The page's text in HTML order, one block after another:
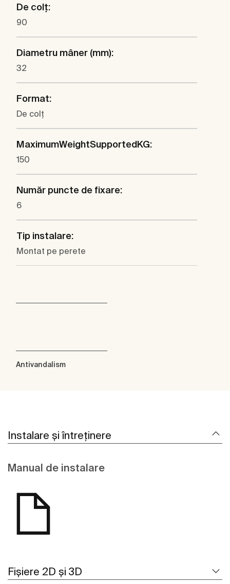
De colţ:
90
Diametru mâner (mm):
32
Format:
De colţ
MaximumWeightSupportedKG:
150
Număr puncte de fixare:
6
Tip instalare:
Montat pe perete
Antivandalism
Instalare și întreținere
Manual de instalare
Fișiere 2D și 3D